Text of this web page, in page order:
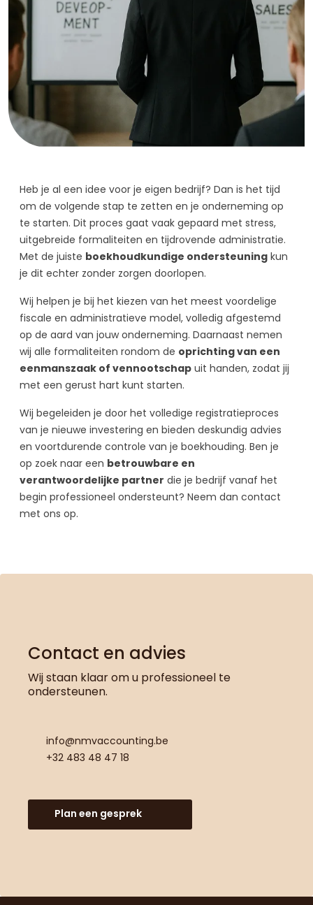
Heb je al een idee voor je eigen bedrijf? Dan is het tijd
om de volgende stap te zetten en je onderneming op
te starten. Dit proces gaat vaak gepaard met stress,
uitgebreide formaliteiten en tijdrovende administratie.
Met de juiste boekhoudkundige ondersteuning kun
je dit echter zonder zorgen doorlopen.
Wij helpen je bij het kiezen van het meest voordelige
fiscale en administratieve model, volledig afgestemd
op de aard van jouw onderneming. Daarnaast nemen
wij alle formaliteiten rondom de oprichting van een
eenmanszaak of vennootschap uit handen, zodat jij
met een gerust hart kunt starten.
Wij begeleiden je door het volledige registratieproces
van je nieuwe investering en bieden deskundig advies
en voortdurende controle van je boekhouding. Ben je
op zoek naar een betrouwbare en
verantwoordelijke partner die je bedrijf vanaf het
begin professioneel ondersteunt? Neem dan contact
met ons op.
Contact en advies
Wij staan klaar om u professioneel te
ondersteunen.
info@nmvaccounting.be
+32 483 48 47 18
Plan een gesprek